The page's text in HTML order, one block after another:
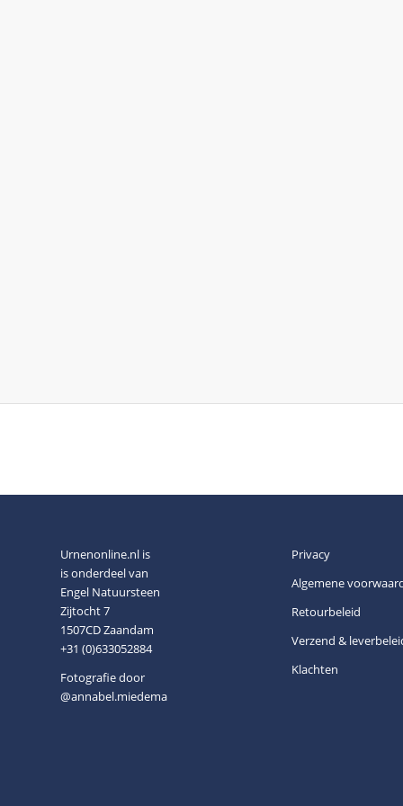
Urnenonline.nl is
is onderdeel van
Engel Natuursteen
Zijtocht 7
1507CD Zaandam
+31 (0)633052884
Fotografie door
@annabel.miedema
Privacy
Algemene
Retourbeleid
Verzend &
Klachten